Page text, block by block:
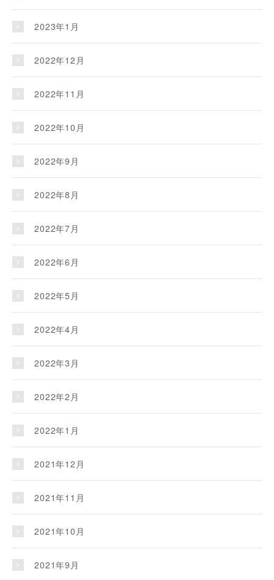
2023年1月
2022年12月
2022年11月
2022年10月
2022年9月
2022年8月
2022年7月
2022年6月
2022年5月
2022年4月
2022年3月
2022年2月
2022年1月
2021年12月
2021年11月
2021年10月
2021年9月